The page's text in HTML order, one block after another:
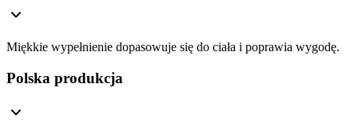
Miękkie wypełnienie dopasowuje się do ciała i poprawia wygodę.
Polska produkcja